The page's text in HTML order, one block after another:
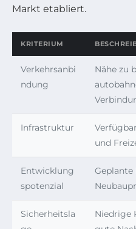
Markt etabliert.
KRITERIUM
Verkehrsanbi
ndung
Nähe zu
Infrastruktur
und
Entwicklung
spotenzial
Geplante
Sicherheitsla
Niedrige